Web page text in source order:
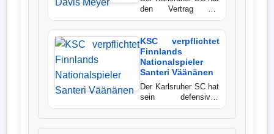
SONSTIGES
Fußballspieler
Kader
Spieler aus den
eigenen Reihen
den Vertrag mit
Nachwuchsstürmer
John Davis Meyer
langfristig verlängert.
Der 17-Jährige zählt
seit Beginn der
Sommervorbereitung
zum Profikader und
gilt als eines der
vielversprechendsten
KSC verpflichtet
Finnlands
Nationalspieler
Santeri Väänänen
Der Karlsruher SC hat
sein defensives
Mittelfeld mit dem
finnischen
Nationalspieler